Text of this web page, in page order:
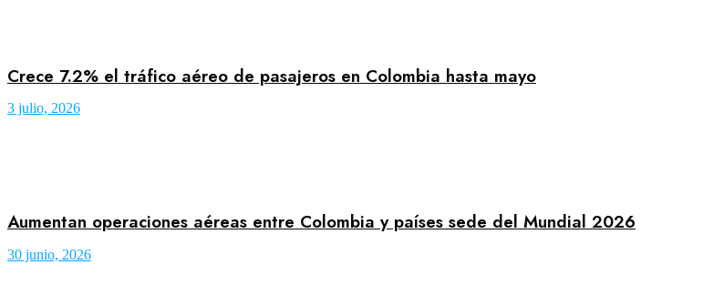
Crece 7.2% el tráfico aéreo de pasajeros en Colombia hasta mayo
3 julio, 2026
Aumentan operaciones aéreas entre Colombia y países sede del Mundial 2026
30 junio, 2026